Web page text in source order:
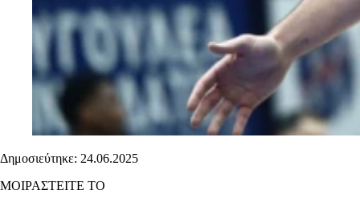
Δημοσιεύτηκε: 24.06.2025
ΜΟΙΡΑΣΤΕΙΤΕ ΤΟ